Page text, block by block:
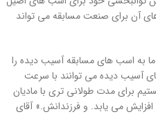
آن برای صنعت مسابقه می تواند
به اسب های مسابقه آسیب دیده را
آسیب دیده می توانند با سرعت
برای مدت طولانی تری با مادیان
می یابد. و فرزندانش.» آقای